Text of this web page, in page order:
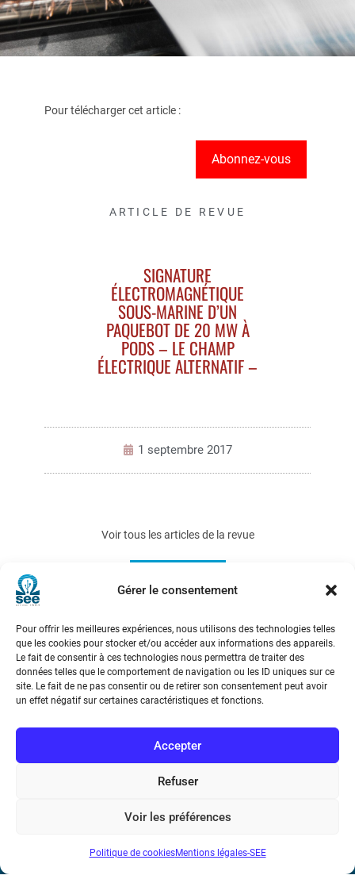
Gérer le consentement
Pour offrir les meilleures expériences, nous utilisons des technologies telles
que les cookies pour stocker et/ou accéder aux informations des appareils.
Le fait de consentir à ces technologies nous permettra de traiter des
données telles que le comportement de navigation ou les ID uniques sur ce
site. Le fait de ne pas consentir ou de retirer son consentement peut avoir
un effet négatif sur certaines caractéristiques et fonctions.
Accepter
Refuser
Voir les préférences
Politique de cookiesMentions légales-SEE
Pour télécharger cet article :
Abonnez-vous
ARTICLE DE REVUE
SIGNATURE
ÉLECTROMAGNÉTIQUE
SOUS-MARINE D’UN
PAQUEBOT DE 20 MW À
PODS – LE CHAMP
ÉLECTRIQUE ALTERNATIF –
1 septembre 2017
Voir tous les articles de la revue